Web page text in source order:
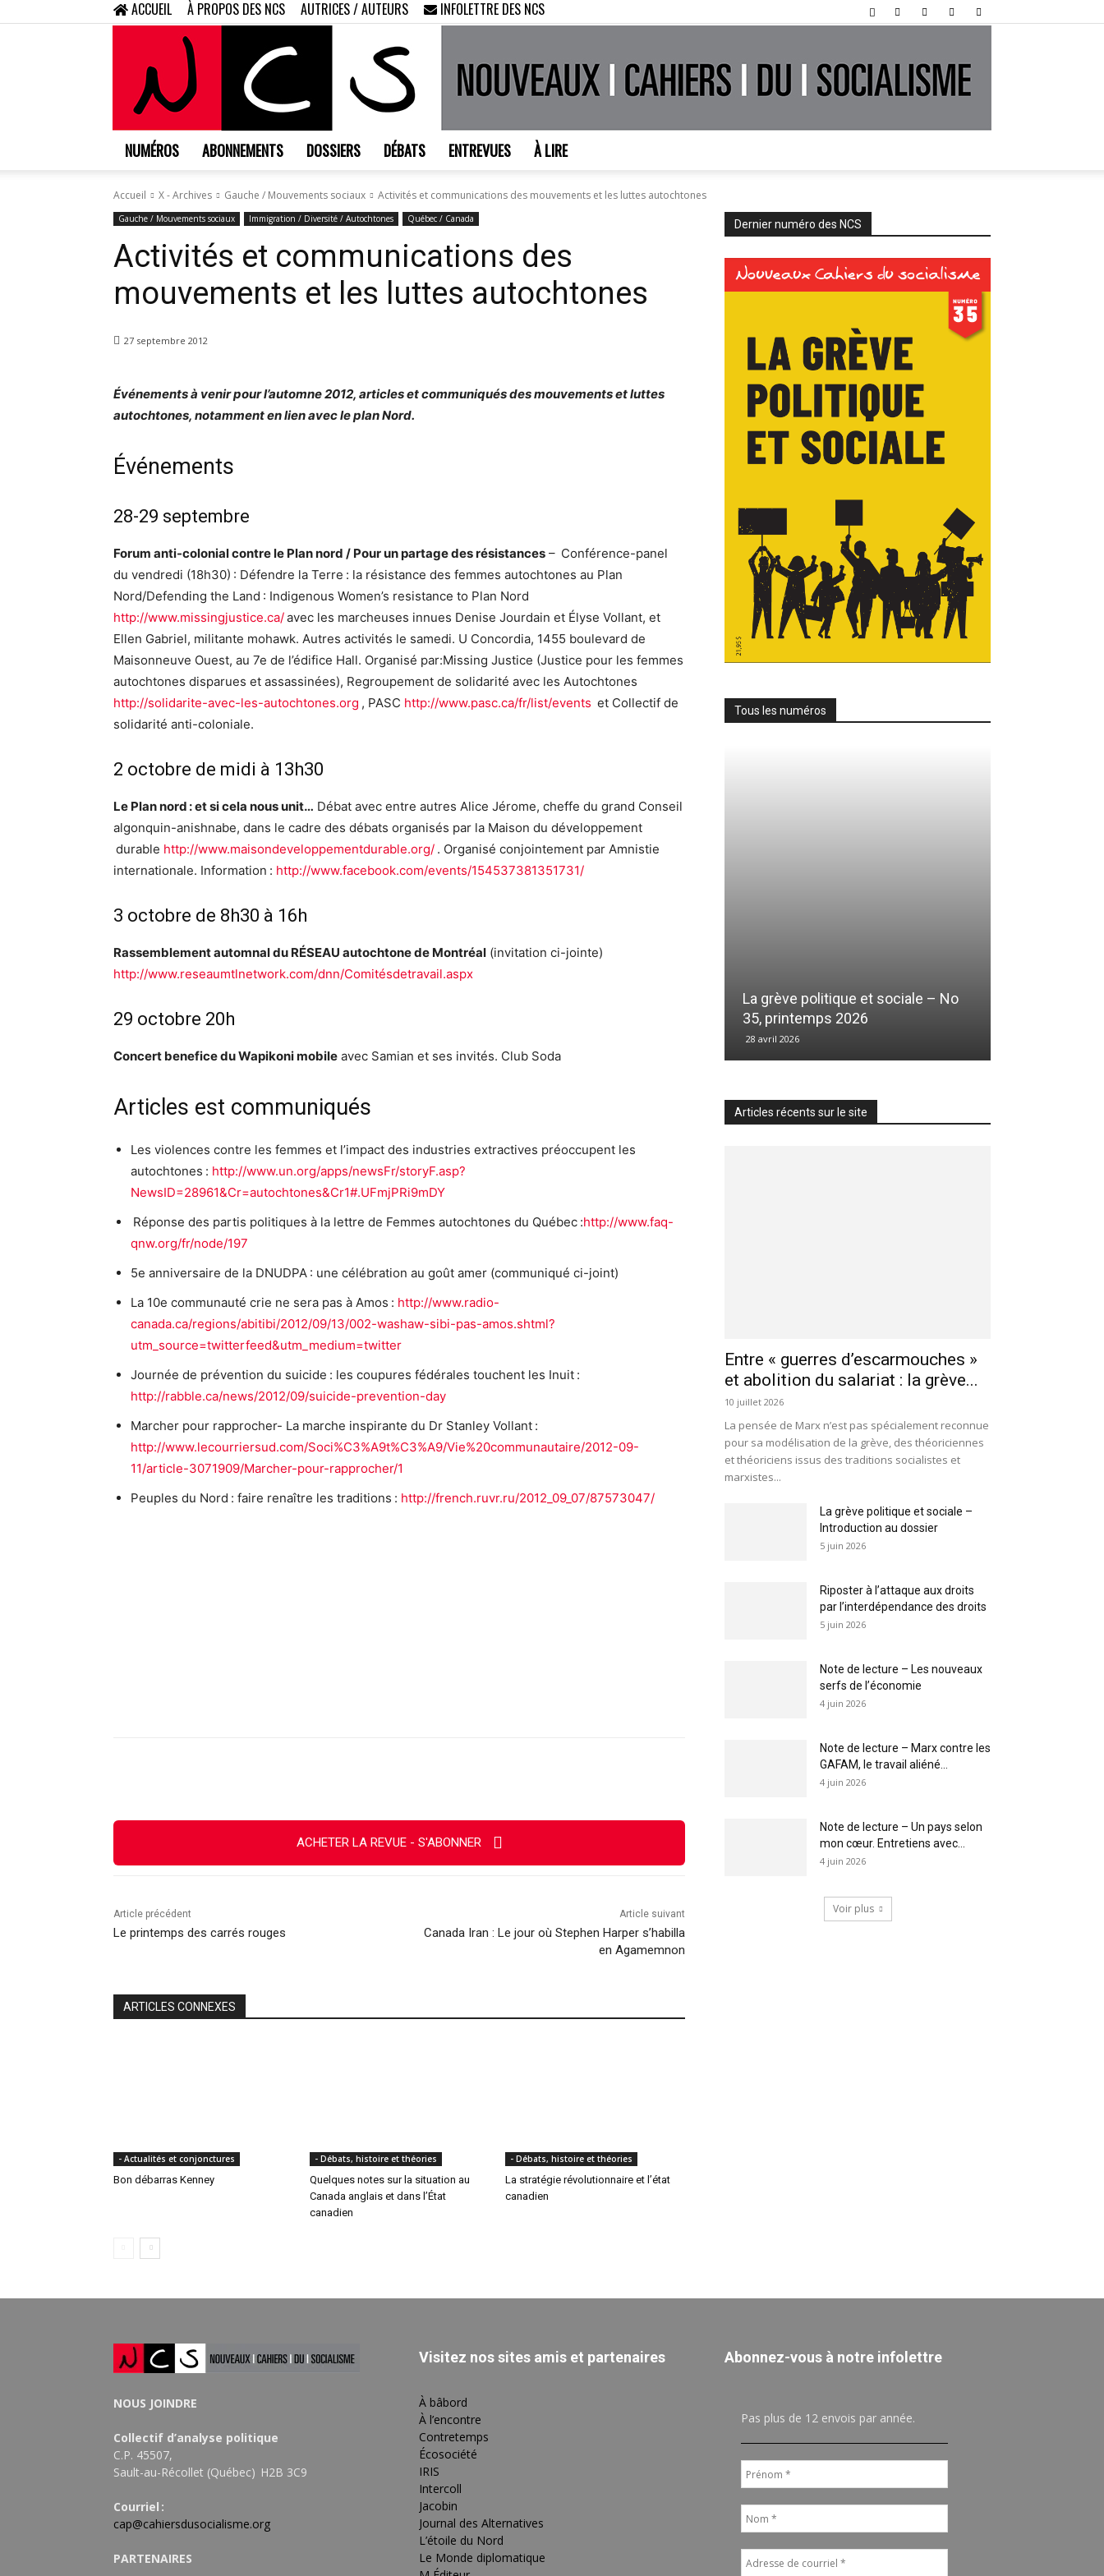
ACCUEIL À PROPOS DES NCS AUTRICES / AUTEURS INFOLETTRE DES NCS
Cahiers
du
NUMÉROS ABONNEMENTS DOSSIERS DÉBATS ENTREVUES À LIRE
Accueil X - Archives Gauche / Mouvements sociaux Activités et communications des mouvements et les luttes autochtones
Gauche / Mouvements sociaux Immigration / Diversité / Autochtones Québec / Canada
Activités et communications des
mouvements et les luttes autochtones
27 septembre 2012
Événements à venir pour l’automne 2012, articles et communiqués des mouvements et luttes
autochtones, notamment en lien avec le plan Nord.
Événements
28-29 septembre
Forum anti-colonial contre le Plan nord / Pour un partage des résistances – Conférence-panel
du vendredi (18h30) : Défendre la Terre : la résistance des femmes autochtones au Plan
Nord/Defending the Land : Indigenous Women’s resistance to Plan Nord
http://www.missingjustice.ca/avec les marcheuses innues Denise Jourdain et Élyse Vollant, et
Ellen Gabriel, militante mohawk. Autres activités le samedi. U Concordia, 1455 boulevard de
Maisonneuve Ouest, au 7e de l’édifice Hall. Organisé par:Missing Justice (Justice pour les femmes
autochtones disparues et assassinées), Regroupement de solidarité avec les Autochtones
http://solidarite-avec-les-autochtones.org , PASC http://www.pasc.ca/fr/list/events et Collectif de
solidarité anti-coloniale.
2 octobre de midi à 13h30
Le Plan nord : et si cela nous unit… Débat avec entre autres Alice Jérome, cheffe du grand Conseil
algonquin-anishnabe, dans le cadre des débats organisés par la Maison du développement
durable http://www.maisondeveloppementdurable.org/ . Organisé conjointement par Amnistie
internationale. Information : http://www.facebook.com/events/154537381351731/
3 octobre de 8h30 à 16h
Rassemblement automnal du RÉSEAU autochtone de Montréal (invitation ci-jointe)
http://www.reseaumtlnetwork.com/dnn/Comitésdetravail.aspx
29 octobre 20h
Concert benefice du Wapikoni mobile avec Samian et ses invités. Club Soda
Articles est communiqués
Les violences contre les femmes et l’impact des industries extractives préoccupent les
autochtones : http://www.un.org/apps/newsFr/storyF.asp?
NewsID=28961&Cr=autochtones&Cr1#.UFmjPRi9mDY
Réponse des partis politiques à la lettre de Femmes autochtones du Québec :http://www.faq-
qnw.org/fr/node/197
5e anniversaire de la DNUDPA : une célébration au goût amer (communiqué ci-joint)
La 10e communauté crie ne sera pas à Amos : http://www.radio-
canada.ca/regions/abitibi/2012/09/13/002-washaw-sibi-pas-amos.shtml?
utm_source=twitterfeed&utm_medium=twitter
Journée de prévention du suicide : les coupures fédérales touchent les Inuit :
http://rabble.ca/news/2012/09/suicide-prevention-day
Marcher pour rapprocher- La marche inspirante du Dr Stanley Vollant :
http://www.lecourriersud.com/Soci%C3%A9t%C3%A9/Vie%20communautaire/2012-09-
11/article-3071909/Marcher-pour-rapprocher/1
Peuples du Nord : faire renaître les traditions : http://french.ruvr.ru/2012_09_07/87573047/
ACHETER LA REVUE - S'ABONNER
Article précédent
Le printemps des carrés rouges
Article suivant
Canada Iran : Le jour où Stephen Harper s’habilla
en Agamemnon
ARTICLES CONNEXES
- Actualités et conjonctures
Bon débarras Kenney
- Débats, histoire et théories
Quelques notes sur la situation au
Canada anglais et dans l’État
canadien
- Débats, histoire et théories
La stratégie révolutionnaire et l’état
canadien
Dernier numéro des NCS
Tous les numéros
La grève politique et sociale – No
35, printemps 2026
28 avril 2026
Articles récents sur le site
Entre « guerres d’escarmouches »
et abolition du salariat : la grève...
10 juillet 2026
La pensée de Marx n’est pas spécialement reconnue
pour sa modélisation de la grève, des théoriciennes
et théoriciens issus des traditions socialistes et
marxistes...
La grève politique et sociale –
Introduction au dossier
5 juin 2026
Riposter à l’attaque aux droits
par l’interdépendance des droits
5 juin 2026
Note de lecture – Les nouveaux
serfs de l’économie
4 juin 2026
Note de lecture – Marx contre les
GAFAM, le travail aliéné...
4 juin 2026
Note de lecture – Un pays selon
mon cœur. Entretiens avec...
4 juin 2026
Voir plus
NOUS JOINDRE
Collectif d’analyse politique
C.P. 45507,
Sault-au-Récollet (Québec) H2B 3C9
Courriel :
cap@cahiersdusocialisme.org
PARTENAIRES
Visitez nos sites amis et partenaires
À bâbord
À l’encontre
Contretemps
Écosociété
IRIS
Intercoll
Jacobin
Journal des Alternatives
L’étoile du Nord
Le Monde diplomatique
Abonnez-vous à notre infolettre
Pas plus de 12 envois par année.